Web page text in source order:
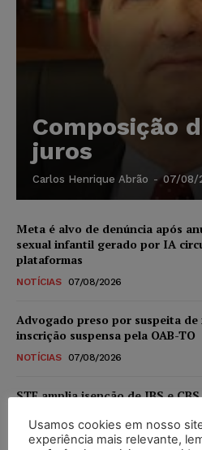
Composição
juros
Carlos Henrique Abrão - 07/08/
Meta é alvo de denúncia após
sexual infantil gerado por IA
plataformas
NOTÍCIAS 07/08/2026
Advogado preso por suspeita
inscrição suspensa pela OAB-TO
NOTÍCIAS 07/08/2026
STF amplia isenção de IBS e
níveis
Usamos cookies em nosso
experiência mais relevante,